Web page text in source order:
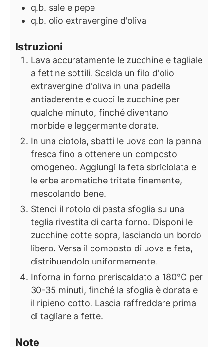
q.b. sale e pepe
q.b. olio extravergine d'oliva
Istruzioni
Lava accuratamente le zucchine e tagliale
a fettine sottili. Scalda un filo d'olio
extravergine d'oliva in una padella
antiaderente e cuoci le zucchine per
qualche minuto, finché diventano
morbide e leggermente dorate.
In una ciotola, sbatti le uova con la panna
fresca fino a ottenere un composto
omogeneo. Aggiungi la feta sbriciolata e
le erbe aromatiche tritate finemente,
mescolando bene.
Stendi il rotolo di pasta sfoglia su una
teglia rivestita di carta forno. Disponi le
zucchine cotte sopra, lasciando un bordo
libero. Versa il composto di uova e feta,
distribuendolo uniformemente.
Inforna in forno preriscaldato a 180°C per
30-35 minuti, finché la sfoglia è dorata e
il ripieno cotto. Lascia raffreddare prima
di tagliare a fette.
Note